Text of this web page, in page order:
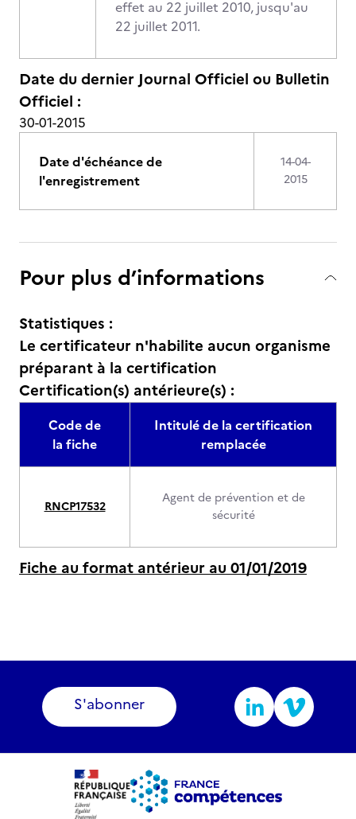
effet au 22 juillet 2010, jusqu'au
22 juillet 2011.
Date du dernier Journal Officiel ou Bulletin
Officiel :
30-01-2015
Date d'échéance de
l'enregistrement
14-04-
2015
Pour plus d’informations
Statistiques :
Le certificateur n'habilite aucun organisme
préparant à la certification
Certification(s) antérieure(s) :
Code de
la fiche
Intitulé de la certification
remplacée
RNCP17532
Agent de prévention et de
sécurité
Fiche au format antérieur au 01/01/2019
S'abonner